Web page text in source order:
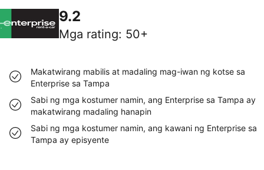
9.2
Mga rating: 50+
Makatwirang mabilis at madaling mag-iwan ng kotse sa
Enterprise sa Tampa
Sabi ng mga kostumer namin, ang Enterprise sa Tampa ay
makatwirang madaling hanapin
Sabi ng mga kostumer namin, ang kawani ng Enterprise sa
Tampa ay episyente